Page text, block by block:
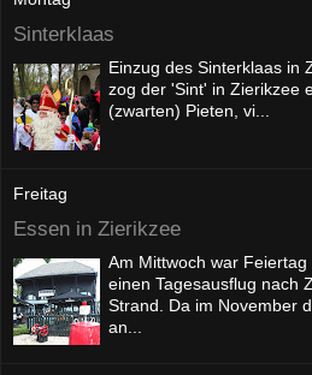
Sinterklaas
Einzug des Sinterklaas in
zog der 'Sint' in Zierikzee
(zwarten) Pieten, vi...
Freitag
Essen in Zierikzee
Am Mittwoch war
einen Tagesausflug nach
Strand. Da im November
an...